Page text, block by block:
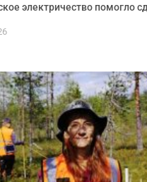
электричество помогло